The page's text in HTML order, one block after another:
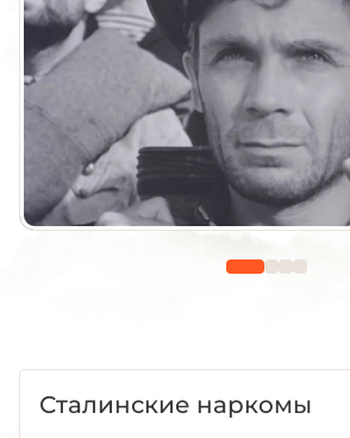
Сталинские наркомы